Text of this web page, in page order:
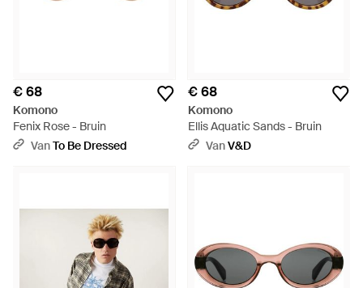
€ 68
Komono
Fenix Rose - Bruin
VanTo Be Dressed
€ 68
Komono
Ellis Aquatic Sands - Bruin
VanV&D